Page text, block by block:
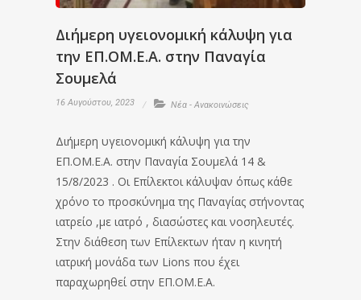
Διήμερη υγειονομική κάλυψη για
την ΕΠ.ΟΜ.Ε.Α. στην Παναγία
Σουμελά
16 Αυγούστου, 2023 Νέα - Ανακοινώσεις
Διήμερη υγειονομική κάλυψη για την
ΕΠ.ΟΜ.Ε.Α. στην Παναγία Σουμελά 14 &
15/8/2023 . Οι Επίλεκτοι κάλυψαν όπως κάθε
χρόνο το προσκύνημα της Παναγίας στήνοντας
ιατρείο ,με ιατρό , διασώστες και νοσηλευτές.
Στην διάθεση των Επίλεκτων ήταν η κινητή
ιατρική μονάδα των Lions που έχει
παραχωρηθεί στην ΕΠ.ΟΜ.Ε.Α.